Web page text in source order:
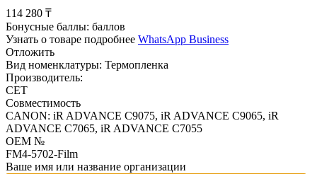
114 280 ₸
Бонусные баллы: баллов
Узнать о товаре подробнее WhatsApp Business
Отложить
Вид номенклатуры: Термопленка
Производитель:
CET
Совместимость
CANON: iR ADVANCE C9075, iR ADVANCE C9065, iR
ADVANCE C7065, iR ADVANCE C7055
OEM №
FM4-5702-Film
Ваше имя или название организации